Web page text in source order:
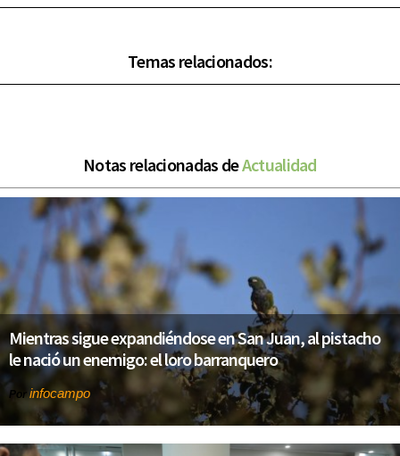
Temas relacionados:
Notas relacionadas deActualidad
Mientras sigue expandiéndose en San Juan, al pistacho
le nació un enemigo: el loro barranquero
Por infocampo